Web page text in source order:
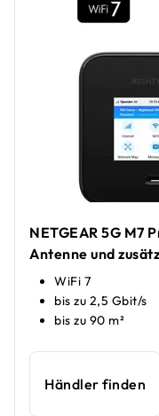
NETGEAR 5G M7
Antenne und
WiFi 7
bis zu 2,5 Gbit/s
bis zu 90 m²
Händler finden